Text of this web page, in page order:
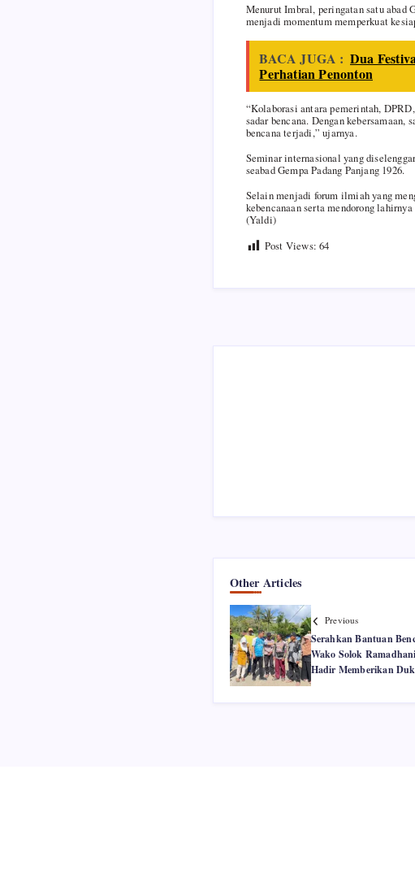
Menurut Imbral, peringatan satu abad
menjadi momentum memperkuat
BACA JUGA : Dua
Perhatian Penonton
“Kolaborasi antara pemerintah,
sadar bencana. Dengan
bencana terjadi,” ujarnya.
Seminar internasional yang
seabad Gempa Padang Panjang 1926.
Selain menjadi forum ilmiah yang
kebencanaan serta mendorong
(Yaldi)
Post Views: 64
Other Articles
Previous
Serahkan Bantuan
Wako Solok
Hadir Memberikan